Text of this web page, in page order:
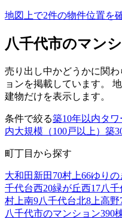
地図上で2件の物件位置を
八千代市のマン
売り出し中かどうかに関わ
ョンを掲載しています。
建物だけを表示します。
条件で絞る築10年以内タワ
内大規模（100戸以上） 築
町丁目から探す
大和田新田 70村上66ゆりの
千代台西20緑が丘西17八千
村上南9八千代台北8 上高野
八千代市のマンション390